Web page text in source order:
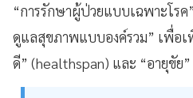
“การรักษาผู้ป่วยแบบเฉพาะโร
ดูแลสุขภาพแบบองค์รวม” เพื่อเ
ดี” (healthspan) และ “อายุขัย